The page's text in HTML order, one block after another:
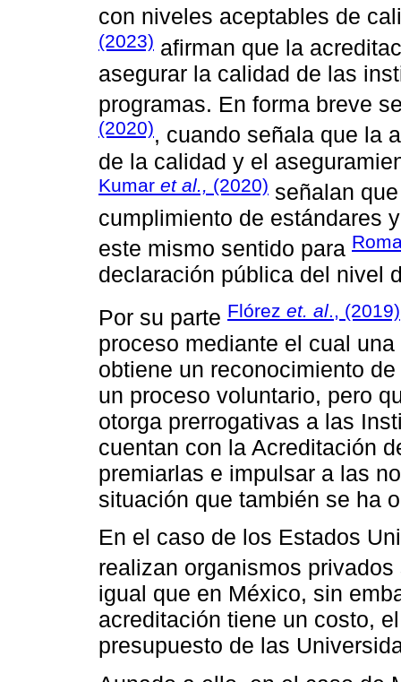
con niveles aceptables de
(2023) afirman que la
asegurar la calidad de las
programas. En forma breve
(2020), cuando señala que la
de la calidad y el
Kumar et al., (2020) señalan
cumplimiento de estándares
este mismo sentido para
declaración pública del nivel
Por su parte Flórez et. al ., (2019)
proceso mediante el cual
obtiene un reconocimiento
un proceso voluntario, pero
otorga prerrogativas a las
cuentan con la Acreditación
premiarlas e impulsar a las
situación que también se ha
En el caso de los Estados
realizan organismos
igual que en México, sin
acreditación tiene un costo,
presupuesto de las